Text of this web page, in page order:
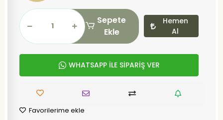
Sepete
Ekle
Hemen
Al
WHATSAPP İLE SİPARİŞ VER
Favorilerime ekle